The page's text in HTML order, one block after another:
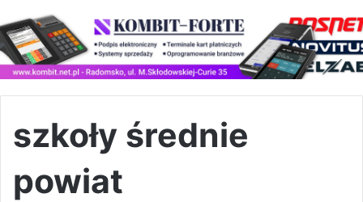
szkoły średnie
powiat